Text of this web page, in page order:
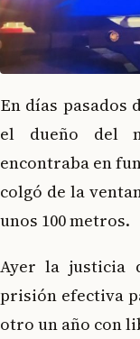
En días pasados
el dueño del
encontraba en
colgó de la
unos 100 metros.
Ayer la justicia
prisión efectiva
otro un año con